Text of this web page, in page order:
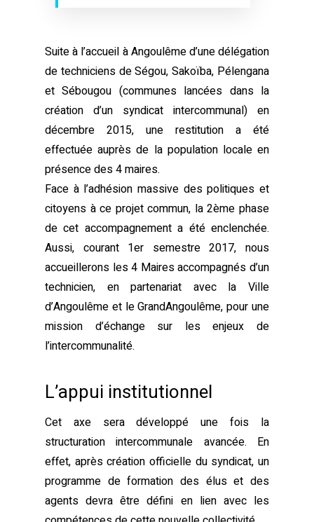
Suite à l’accueil à Angoulême d’une délégation
de techniciens de Ségou, Sakoïba, Pélengana
et Sébougou (communes lancées dans la
création d’un syndicat intercommunal) en
décembre 2015, une restitution a été
effectuée auprès de la population locale en
présence des 4 maires.
Face à l’adhésion massive des politiques et
citoyens à ce projet commun, la 2ème phase
de cet accompagnement a été enclenchée.
Aussi, courant 1er semestre 2017, nous
accueillerons les 4 Maires accompagnés d’un
technicien, enpartenariat avec la Ville
d’Angoulême et le GrandAngoulême, pour une
mission d’échange sur les enjeux de
l’intercommunalité.
L’appui institutionnel
Cet axe sera développé une fois la
structuration intercommunale avancée. En
effet, après création officielle du syndicat, un
programme de formation des élus et des
agents devra être défini en lien avec les